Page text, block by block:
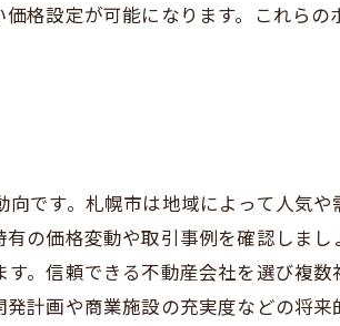
格設定が可能になります。これら
です。札幌市は地域によって人気
の価格変動や取引事例を確認しま
。信頼できる不動産会社を選び複
計画や商業施設の充実度などの将